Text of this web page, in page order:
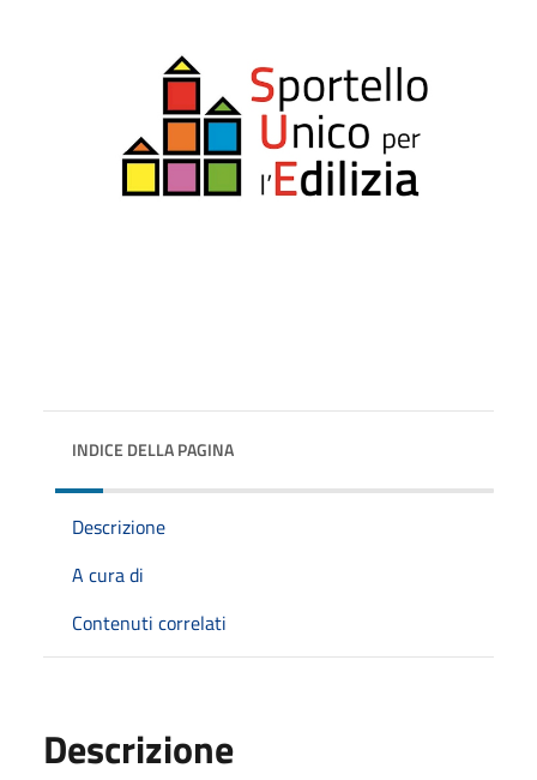
INDICE DELLA PAGINA
Descrizione
A cura di
Contenuti correlati
Descrizione